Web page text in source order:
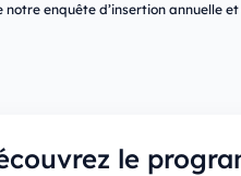
enquête d’insertion annuelle
le